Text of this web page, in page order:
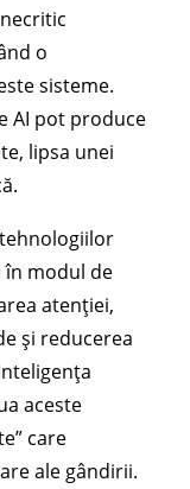
o
sisteme.
AI pot produce
lipsa unei
în modul de
atenției,
și reducerea
aceste
care
ale gândirii.